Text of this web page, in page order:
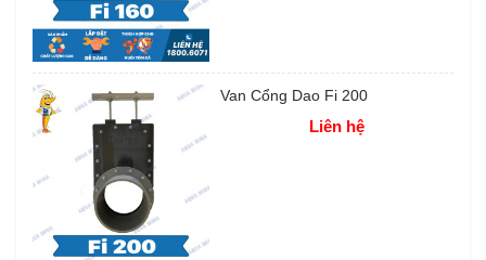
Van Cổng Dao Fi 200
Liên hệ